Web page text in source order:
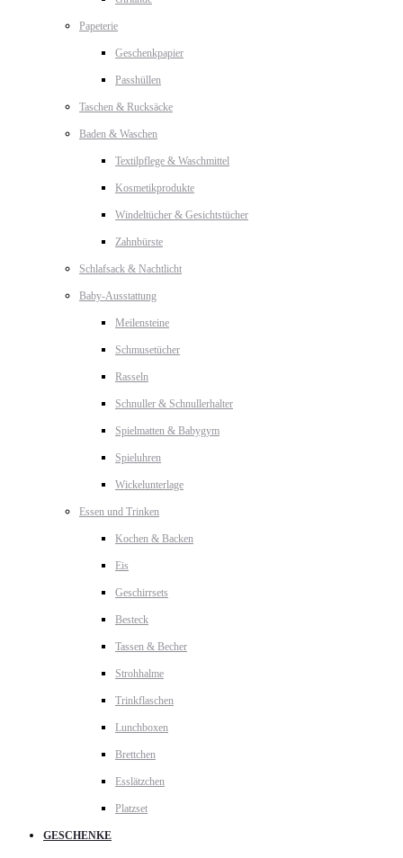
Papeterie
Geschenkpapier
Passhüllen
Taschen & Rucksäcke
Baden & Waschen
Textilpflege & Waschmittel
Kosmetikprodukte
Windeltücher & Gesichtstücher
Zahnbürste
Schlafsack & Nachtlicht
Baby-Ausstattung
Meilensteine
Schmusetücher
Rasseln
Schnuller & Schnullerhalter
Spielmatten & Babygym
Spieluhren
Wickelunterlage
Essen und Trinken
Kochen & Backen
Eis
Geschirrsets
Besteck
Tassen & Becher
Strohhalme
Trinkflaschen
Lunchboxen
Brettchen
Esslätzchen
Platzset
GESCHENKE